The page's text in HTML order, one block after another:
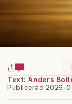
Text: Anders
Publicerad 2026-